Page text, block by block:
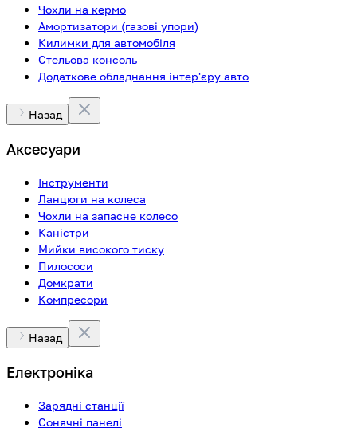
Чохли на кермо
Амортизатори (газові упори)
Килимки для автомобіля
Стельова консоль
Додаткове обладнання інтер'єру авто
Назад
Аксесуари
Інструменти
Ланцюги на колеса
Чохли на запасне колесо
Каністри
Мийки високого тиску
Пилососи
Домкрати
Компресори
Назад
Електроніка
Зарядні станції
Сонячні панелі